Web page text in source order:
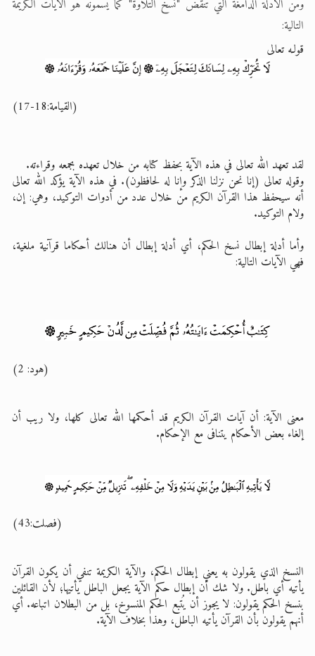
ومن الأدلة الدامغة التي تنقض "نسخ التلاوة" كما يسمونه هو الآيات الكريمة
التالية:
قولـه تعالى
(القيامة:18-17)
لقد تعهد الله تعالى في هذه الآية بحفظ كتابه من خلال تعهده بجمعه وقراءته.
وقوله تعالى (إنا نحن نزلنا الذكر وإنا له لحافظون). في هذه الآية يؤكد الله تعالى
أنه سيحفظ هذا القرآن الكريم من خلال عدد من أدوات التوكيد، وهي: إن،
ولام التوكيد.
وأما أدلة إبطال نسخ الحكم، أي أدلة إبطال أن هنالك أحكاما قرآنية ملغية،
فهي الآيات التالية:
(هود: 2)
معنى الآية: أن آيات القرآن الكريم قد أحكمها الله تعالى كلها، ولا ريب أن
إلغاء بعض الأحكام يتنافى مع الإحكام.
(فصلت:43)
النسخ الذي يقولون به يعني إبطال الحكم، والآية الكريمة تنفي أن يكون القرآن
يأتيه أي باطل. ولا شك أن إبطال حكم الآية يجعل الباطل يأتيها؛ لأن القائلين
بنسخ الحكم يقولون: لا يجوز أن يُتبع الحكم المنسوخ، بل من البطلان اتباعه. أي
أنهم يقولون بأن القرآن يأتيه الباطل، وهذا بخلاف الآية.